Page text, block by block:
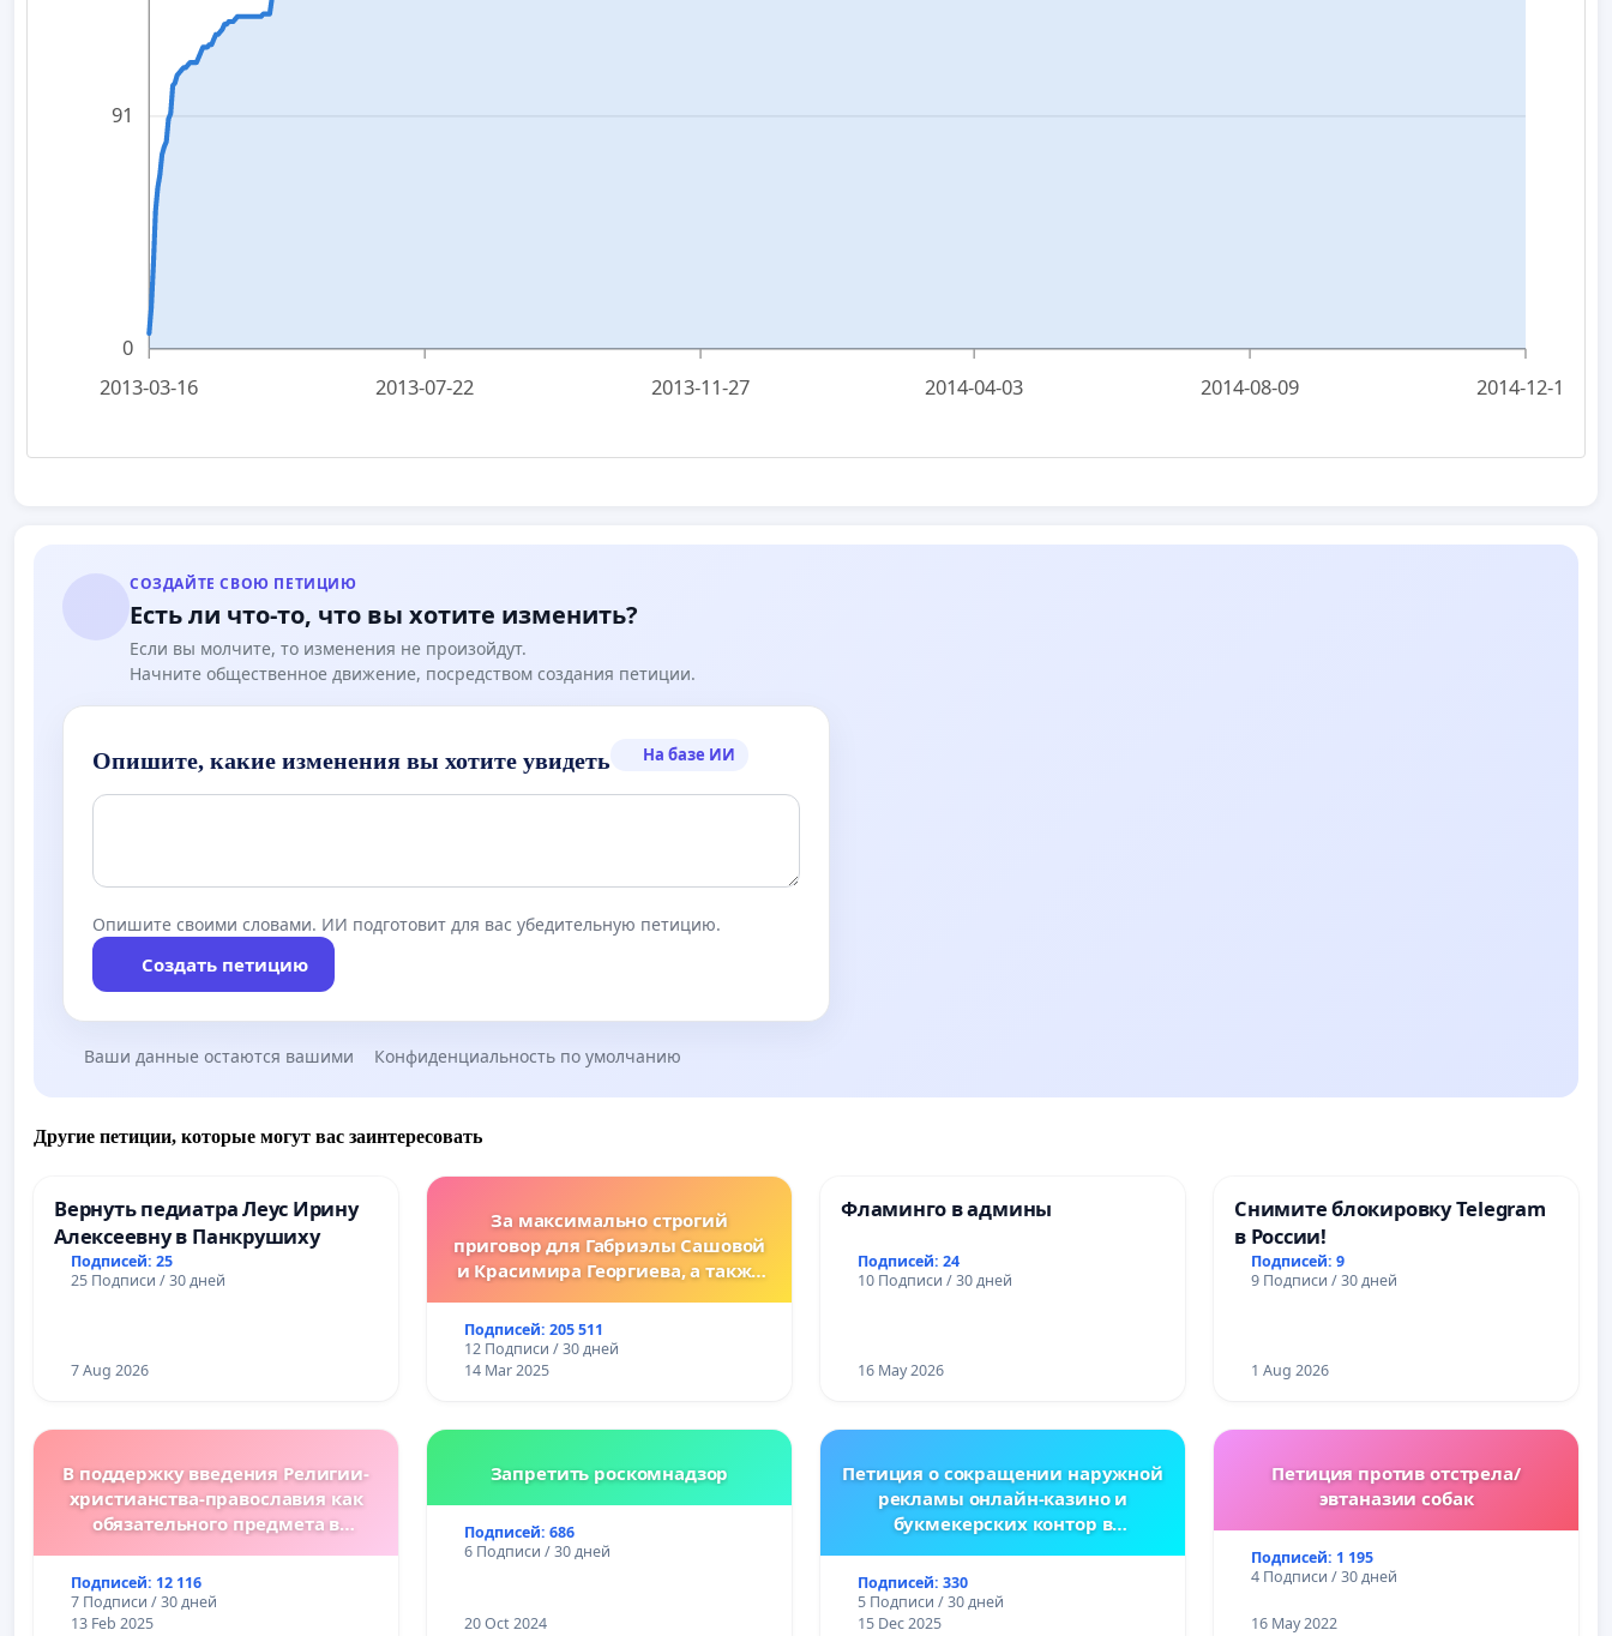
0
91
2013-03-16 2013-07-22 2013-11-27 2014-04-03 2014-08-09 2014-12-15
СОЗДАЙТЕ СВОЮ ПЕТИЦИЮ
Есть ли что-то, что вы хотите изменить?
Если вы молчите, то изменения не произойдут.
Начните общественное движение, посредством создания петиции.
Опишите, какие изменения вы хотите увидеть На базе ИИ
Опишите своими словами. ИИ подготовит для вас убедительную петицию.
Создать петицию
Ваши данные остаются вашими Конфиденциальность по умолчанию
Другие петиции, которые могут вас заинтересовать
Вернуть педиатра Леус Ирину
Алексеевну в Панкрушиху
Подписей: 25
25 Подписи / 30 дней
7 Aug 2026
За максимально строгий
приговор для Габриэлы Сашовой
и Красимира Георгиева, а также
предусматривающие более
жесткие наказания за
преступления против животных!
Подписей: 205 511
12 Подписи / 30 дней
14 Mar 2025
Фламинго в админы
Подписей: 24
10 Подписи / 30 дней
16 May 2026
Снимите блокировку Telegram
в России!
Подписей: 9
9 Подписи / 30 дней
1 Aug 2026
В поддержку введения Религии-
христианства-православия как
обязательного предмета в
Подписей: 12 116
7 Подписи / 30 дней
13 Feb 2025
Запретить роскомнадзор
Подписей: 686
6 Подписи / 30 дней
20 Oct 2024
Петиция о сокращении наружной
рекламы онлайн-казино и
букмекерских контор в
Подписей: 330
5 Подписи / 30 дней
15 Dec 2025
Петиция против отстрела/
эвтаназии собак
Подписей: 1 195
4 Подписи / 30 дней
16 May 2022